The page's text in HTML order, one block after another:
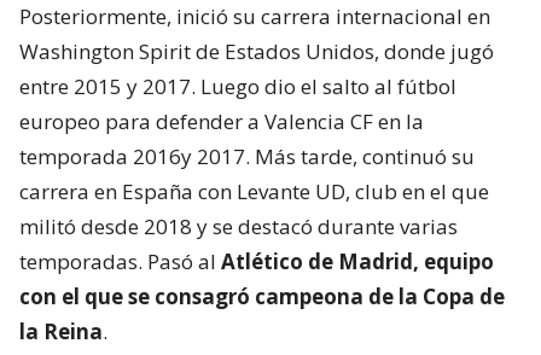
Posteriormente, inició su carrera internacional en
Washington Spirit de Estados Unidos, donde jugó
entre 2015 y 2017. Luego dio el salto al fútbol
europeo para defender a Valencia CF en la
temporada 2016y 2017. Más tarde, continuó su
carrera en España con Levante UD, club en el que
militó desde 2018 y se destacó durante varias
temporadas. Pasó al Atlético de Madrid, equipo
con el que se consagró campeona de la Copa de
la Reina.